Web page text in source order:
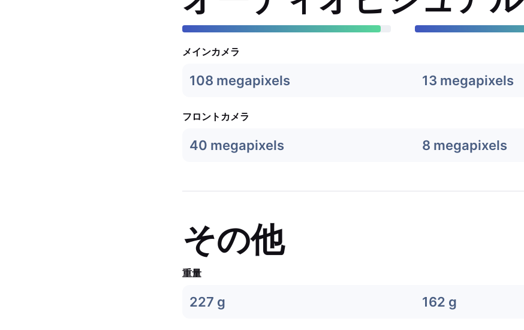
メインカメラ
108 megapixels 13 megapixels
フロントカメラ
40 megapixels 8 megapixels
その他
重量
227 g 162 g